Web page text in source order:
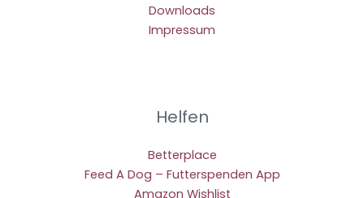
Downloads
Impressum
Helfen
Betterplace
Feed A Dog – Futterspenden App
Amazon Wishlist